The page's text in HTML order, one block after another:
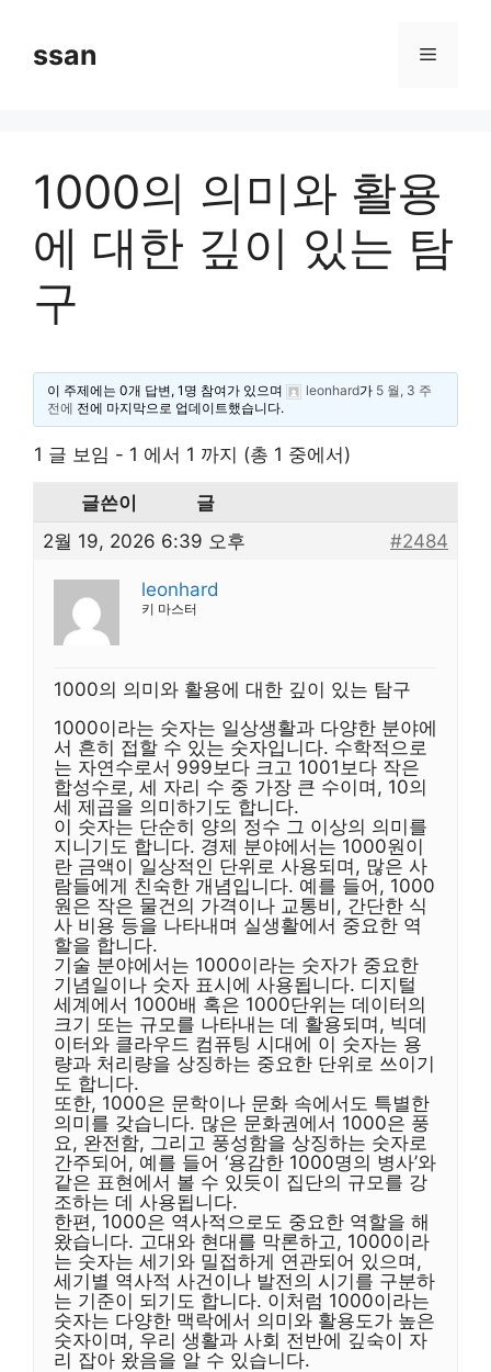
contentssan Menu
1000의 의미와 활용
에 대한 깊이 있는 탐
구
이 주제에는 0개 답변, 1명 참여가 있으며 leonhard가 5 월, 3 주
전에 전에 마지막으로 업데이트했습니다.
1 글 보임 - 1 에서 1 까지 (총 1 중에서)
글쓴이
글
2월 19, 2026 6:39 오후
#2484
leonhard
키 마스터
1000의 의미와 활용에 대한 깊이 있는 탐구
1000이라는 숫자는 일상생활과 다양한 분야에
서 흔히 접할 수 있는 숫자입니다. 수학적으로
는 자연수로서 999보다 크고 1001보다 작은
합성수로, 세 자리 수 중 가장 큰 수이며, 10의
세 제곱을 의미하기도 합니다.
이 숫자는 단순히 양의 정수 그 이상의 의미를
지니기도 합니다. 경제 분야에서는 1000원이
란 금액이 일상적인 단위로 사용되며, 많은 사
람들에게 친숙한 개념입니다. 예를 들어, 1000
원은 작은 물건의 가격이나 교통비, 간단한 식
사 비용 등을 나타내며 실생활에서 중요한 역
할을 합니다.
기술 분야에서는 1000이라는 숫자가 중요한
기념일이나 숫자 표시에 사용됩니다. 디지털
세계에서 1000배 혹은 1000단위는 데이터의
크기 또는 규모를 나타내는 데 활용되며, 빅데
이터와 클라우드 컴퓨팅 시대에 이 숫자는 용
량과 처리량을 상징하는 중요한 단위로 쓰이기
도 합니다.
또한, 1000은 문학이나 문화 속에서도 특별한
의미를 갖습니다. 많은 문화권에서 1000은 풍
요, 완전함, 그리고 풍성함을 상징하는 숫자로
간주되어, 예를 들어 ‘용감한 1000명의 병사’와
같은 표현에서 볼 수 있듯이 집단의 규모를 강
조하는 데 사용됩니다.
한편, 1000은 역사적으로도 중요한 역할을 해
왔습니다. 고대와 현대를 막론하고, 1000이라
는 숫자는 세기와 밀접하게 연관되어 있으며,
세기별 역사적 사건이나 발전의 시기를 구분하
는 기준이 되기도 합니다. 이처럼 1000이라는
숫자는 다양한 맥락에서 의미와 활용도가 높은
숫자이며, 우리 생활과 사회 전반에 깊숙이 자
리 잡아 왔음을 알 수 있습니다.